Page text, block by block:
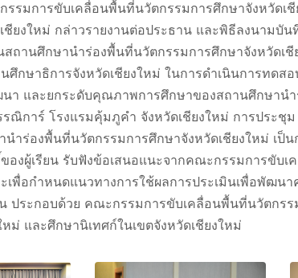
รมการขับเคลื่อนพื้นที่นวัตกรรมการศึกษาจังหวัดเ
ชียงใหม่ กล่าวรายงานต่อประธาน และพิธีลงนามบั
สถานศึกษานำร่องพื้นที่นวัตกรรมการศึกษาจังหวัดเ
ศึกษาธิการจังหวัดเชียงใหม่ ในการดำเนินการทดส
า และยกระดับคุณภาพการศึกษาของสถานศึกษานำ
ณิการ์ โรงแรมคุ้มภูคำ จังหวัดเชียงใหม่ การประชุ
นำร่องพื้นที่นวัตกรรมการศึกษาจังหวัดเชียงใหม่ เป็
องผู้เรียน รับฟังข้อเสนอแนะจากคณะกรรมการขับเ
เพื่อกำหนดแนวทางการใช้ผลการประเมินเพื่อพัฒ
ประกอบด้วย คณะกรรมการขับเคลื่อนพื้นที่นวัตกรร
ม่ และศึกษานิเทศก์ในเขตจังหวัดเชียงใหม่